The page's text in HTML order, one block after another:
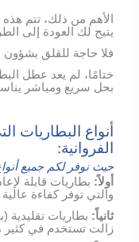
الأهم من ذلك، تتم هذه
يتيح لك العودة إلى
فلا حاجة للقلق بشؤون
ختامًا، لم يعد عطل
بحل سريع ومباشر
أنواع البطاريات
الفروانية:
حيث نوفر لكم جميع
أولاً: بطاريات قابلة
والتي توفر كفاءة
ثانياً: بطاريات
زالت تستخدم في كثير